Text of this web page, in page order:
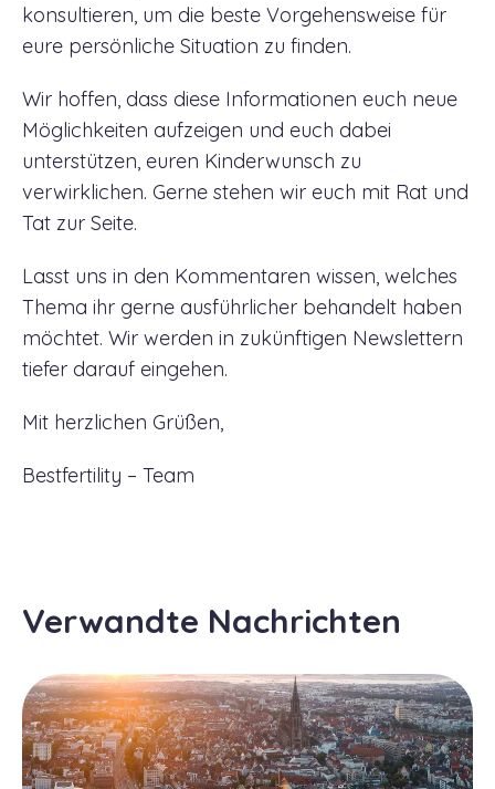
konsultieren, um die beste Vorgehensweise für
eure persönliche Situation zu finden.
Wir hoffen, dass diese Informationen euch neue
Möglichkeiten aufzeigen und euch dabei
unterstützen, euren Kinderwunsch zu
verwirklichen. Gerne stehen wir euch mit Rat und
Tat zur Seite.
Lasst uns in den Kommentaren wissen, welches
Thema ihr gerne ausführlicher behandelt haben
möchtet. Wir werden in zukünftigen Newslettern
tiefer darauf eingehen.
Mit herzlichen Grüßen,
Bestfertility – Team
Verwandte Nachrichten